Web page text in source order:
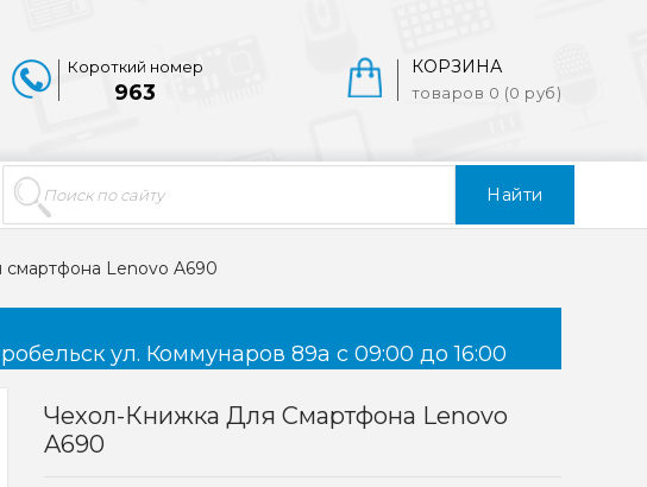
Найти
КОРЗИНА
товаров 0 (0 руб)
Короткий номер
963
смартфона Lenovo A690
ул. Коммунаров 89а с 09:00 до 16:00
Чехол-Книжка Для Смартфона Lenovo
A690